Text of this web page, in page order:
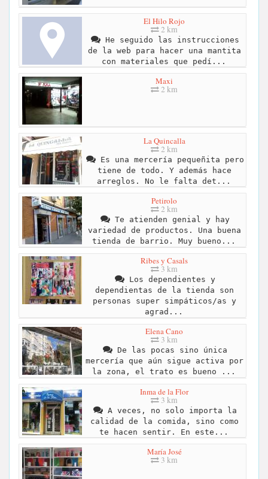
El Hilo Rojo
2 km
He seguido las instrucciones
de la web para hacer una mantita
con materiales que pedí...
Maxi
2 km
La Quincalla
2 km
Es una mercería pequeñita pero
tiene de todo. Y además hace
arreglos. No le falta det...
Petirolo
2 km
Te atienden genial y hay
variedad de productos. Una buena
tienda de barrio. Muy bueno...
Ribes y Casals
3 km
Los dependientes y
dependientas de la tienda son
personas super simpáticos/as y
agrad...
Elena Cano
3 km
De las pocas sino única
mercería que aún sigue activa por
la zona, el trato es bueno ...
Inma de la Flor
3 km
A veces, no solo importa la
calidad de la comida, sino como
te hacen sentir. En este...
María José
3 km